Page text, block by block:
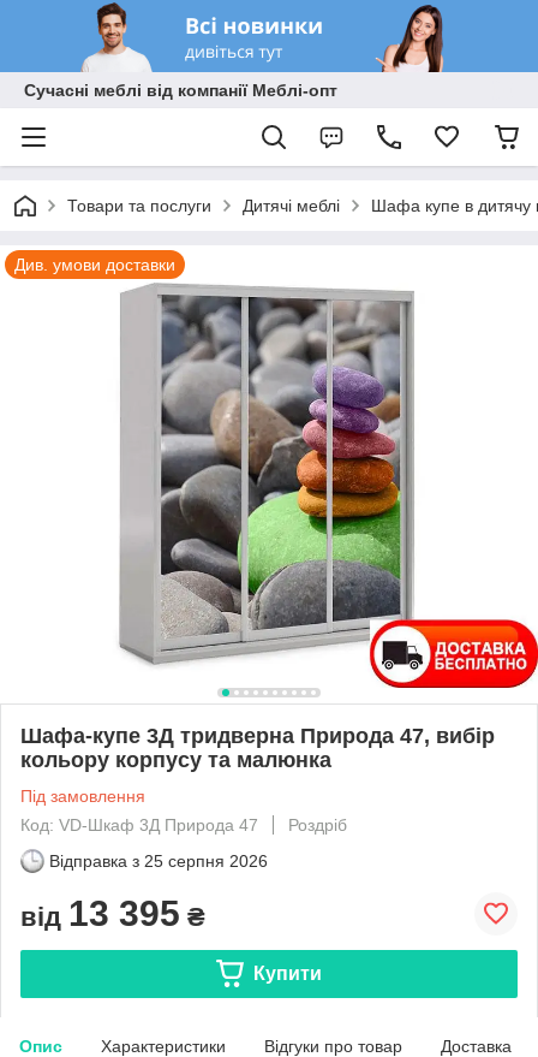
Сучасні меблі від компанії Меблі-опт
Товари та послуги Дитячі меблі Шафа купе в дитячу
Див. умови доставки
Шафа-купе 3Д тридверна Природа 47, вибір
кольору корпусу та малюнка
Під замовлення
Код: VD-Шкаф 3Д Природа 47
Роздріб
Відправка з 25 серпня 2026
від 13 395 ₴
Купити
Опис Характеристики Відгуки про товар Доставка